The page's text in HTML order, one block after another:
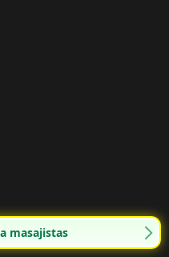
masajistas